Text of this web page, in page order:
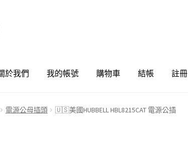
於我們 我的帳號 購物車 結帳 註冊
電源公母插頭 🇺🇸美國HUBBELL HBL8215CAT 電源公插